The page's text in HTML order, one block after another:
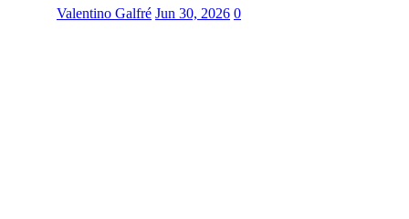
Valentino Galfré Jun 30, 2026 0